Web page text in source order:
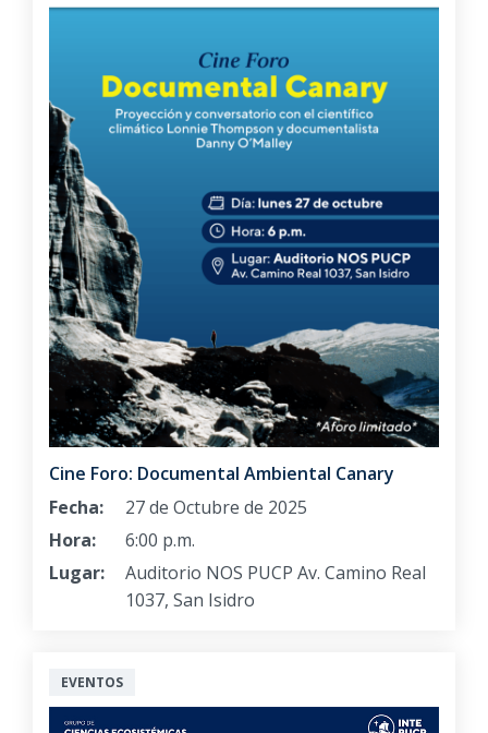
Cine Foro: Documental Ambiental Canary
Fecha:
27 de Octubre de 2025
Hora:
6:00 p.m.
Lugar:
Auditorio NOS PUCP Av. Camino Real
1037, San Isidro
EVENTOS